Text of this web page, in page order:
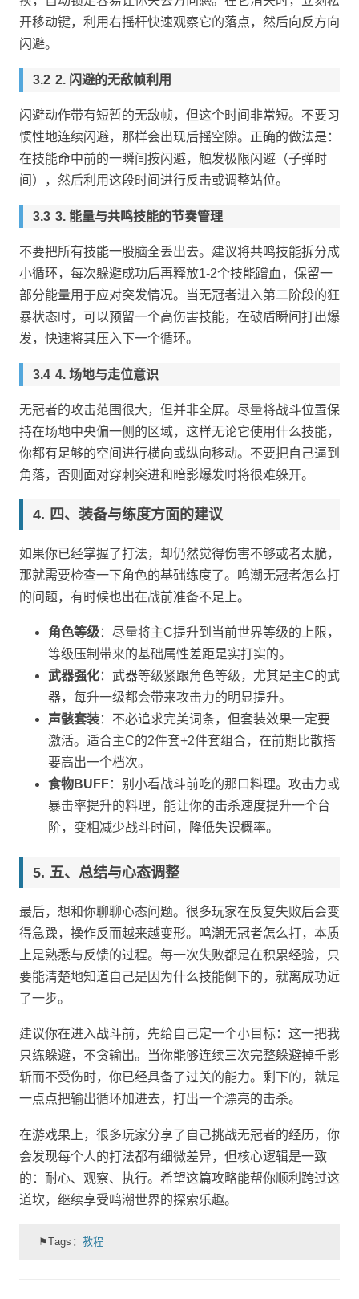
开移动键，利用右摇杆快速观察它的落点，然后向反方向
闪避。
2. 闪避的无敌帧利用
闪避动作带有短暂的无敌帧，但这个时间非常短。不要习
惯性地连续闪避，那样会出现后摇空隙。正确的做法是：
在技能命中前的一瞬间按闪避，触发极限闪避（子弹时
间），然后利用这段时间进行反击或调整站位。
3. 能量与共鸣技能的节奏管理
不要把所有技能一股脑全丢出去。建议将共鸣技能拆分成
小循环，每次躲避成功后再释放1-2个技能蹭血，保留一
部分能量用于应对突发情况。当无冠者进入第二阶段的狂
暴状态时，可以预留一个高伤害技能，在破盾瞬间打出爆
发，快速将其压入下一个循环。
4. 场地与走位意识
无冠者的攻击范围很大，但并非全屏。尽量将战斗位置保
持在场地中央偏一侧的区域，这样无论它使用什么技能，
你都有足够的空间进行横向或纵向移动。不要把自己逼到
角落，否则面对穿刺突进和暗影爆发时将很难躲开。
四、装备与练度方面的建议
如果你已经掌握了打法，却仍然觉得伤害不够或者太脆，
那就需要检查一下角色的基础练度了。鸣潮无冠者怎么打
的问题，有时候也出在战前准备不足上。
角色等级：尽量将主C提升到当前世界等级的上限，
等级压制带来的基础属性差距是实打实的。
武器强化：武器等级紧跟角色等级，尤其是主C的武
器，每升一级都会带来攻击力的明显提升。
声骸套装：不必追求完美词条，但套装效果一定要
激活。适合主C的2件套+2件套组合，在前期比散搭
要高出一个档次。
食物BUFF：别小看战斗前吃的那口料理。攻击力或
暴击率提升的料理，能让你的击杀速度提升一个台
阶，变相减少战斗时间，降低失误概率。
五、总结与心态调整
最后，想和你聊聊心态问题。很多玩家在反复失败后会变
得急躁，操作反而越来越变形。鸣潮无冠者怎么打，本质
上是熟悉与反馈的过程。每一次失败都是在积累经验，只
要能清楚地知道自己是因为什么技能倒下的，就离成功近
了一步。
建议你在进入战斗前，先给自己定一个小目标：这一把我
只练躲避，不贪输出。当你能够连续三次完整躲避掉千影
斩而不受伤时，你已经具备了过关的能力。剩下的，就是
一点点把输出循环加进去，打出一个漂亮的击杀。
在游戏果上，很多玩家分享了自己挑战无冠者的经历，你
会发现每个人的打法都有细微差异，但核心逻辑是一致
的：耐心、观察、执行。希望这篇攻略能帮你顺利跨过这
道坎，继续享受鸣潮世界的探索乐趣。
⚑Tags：教程